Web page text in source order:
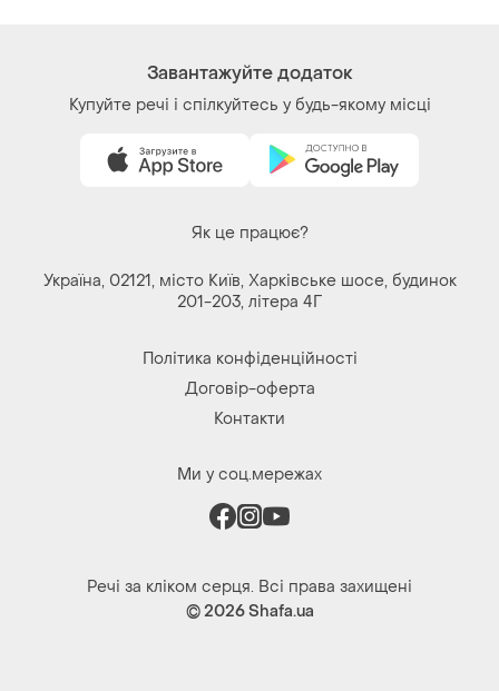
Завантажуйте додаток
Купуйте речі і спілкуйтесь у будь-якому місці
Як це працює?
Україна, 02121, місто Київ, Харківське шосе, будинок
201-203, літера 4Г
Політика конфіденційності
Договір-оферта
Контакти
Ми у соц.мережах
Речі за кліком серця. Всі права захищені
© 2026Shafa.ua